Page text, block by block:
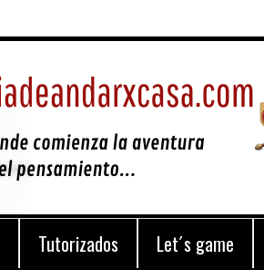
Tutorizados Let´s game